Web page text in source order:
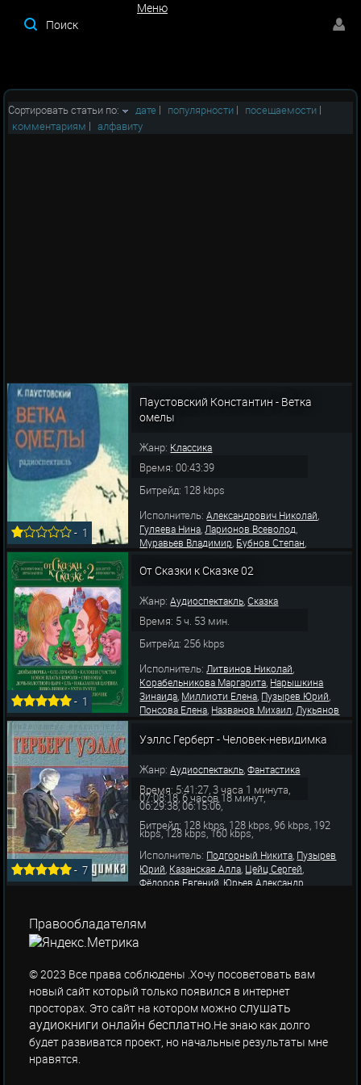
Меню
Сортировать статьи по: дате | популярности | посещаемости |
комментариям | алфавиту
- 1
Паустовский Константин - Ветка
омелы
Жанр: Классика
Время: 00:43:39
Битрейд: 128 kbps
Исполнитель:Александрович Николай,
Гуляева Нина,Ларионов Всеволод,
Муравьев Владимир, Бубнов Степан,
Власов Игорь,Тарасов Андрей
- 1
От Сказки к Сказке 02
Жанр:Аудиоспектакль,Сказка
Время: 5 ч. 53 мин.
Битрейд: 256 kbps
Исполнитель:Литвинов Николай,
Корабельникова Маргарита, Нарышкина
Зинаида, Миллиоти Елена, Пузырев Юрий,
Понсова Елена, Названов Михаил,Лукьянов
Валентина,Грибков Владимир,Львова
Тутыш
-7
Уэллс Герберт - Человек-невидимка
Жанр:Аудиоспектакль,Фантастика
Время: 5:41:27, 3 часа 1 минута,
07:08:18, 6 часов 18 минут,
06:29:38, 06:15:06,
Битрейд: 128 kbps, 128 kbps, 96 kbps, 192
kbps, 128 kbps, 160 kbps,
Исполнитель: Подгорный Никита, Пузырев
Юрий, Казанская Алла, Цейц Сергей,
Фёдоров Евгений Юрьев Александр
Карапетян Артем
Правообладателям
© 2023 Все права соблюдены .Хочу посоветовать вам
новый сайт который только появился в интернет
просторах. Это сайт на котором можнослушать
аудиокниги онлайн бесплатно.Не знаю как долго
будет развиватся проект, но начальные результаты мне
нравятся.